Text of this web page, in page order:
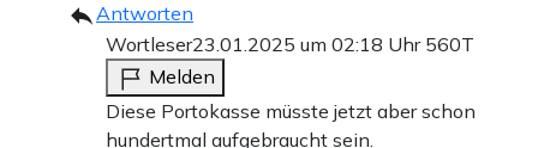
Antworten
Wortleser23.01.2025 um 02:18 Uhr 560T
Melden
Diese Portokasse müsste jetzt aber schon
hundertmal aufgebraucht sein.